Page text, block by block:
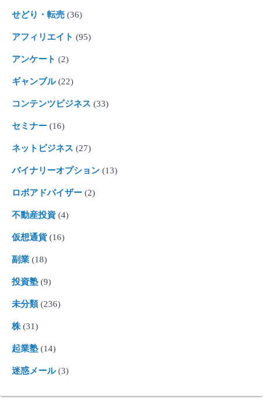
せどり・転売 (36)
アフィリエイト (95)
アンケート (2)
ギャンブル(22)
コンテンツビジネス (33)
セミナー (16)
ネットビジネス (27)
バイナリーオプション (13)
ロボアドバイザー (2)
不動産投資 (4)
仮想通貨(16)
副業 (18)
投資塾 (9)
未分類 (236)
株 (31)
起業塾 (14)
迷惑メール(3)